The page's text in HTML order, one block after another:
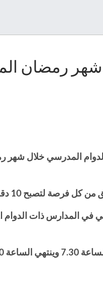
شهر رمضان
المدرسي خلال شهر